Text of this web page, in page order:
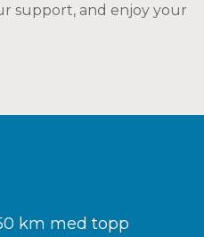
support, and enjoy your
km med topp